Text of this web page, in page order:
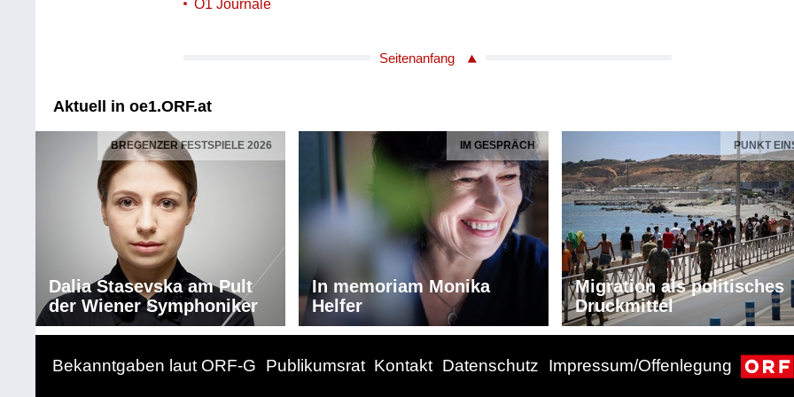
Ö1 Journale
Seitenanfang
Aktuell in oe1.ORF.at
BREGENZER FESTSPIELE 2026
Dalia Stasevska am Pult
der Wiener Symphoniker
IM GESPRÄCH
In memoriam Monika
Helfer
PUNKT
Migration als politisches
Druckmittel
Bekanntgaben laut ORF-G Publikumsrat Kontakt Datenschutz Impressum/Offenlegung